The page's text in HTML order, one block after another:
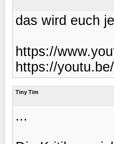
das wird euch
https://
https://
Tiny Tim
...